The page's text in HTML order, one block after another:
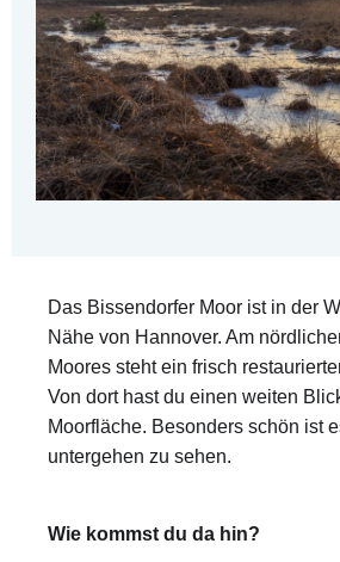
Das Bissendorfer Moor ist in der
Nähe von Hannover. Am
Moores steht ein frisch
Von dort hast du einen weiten
Moorfläche. Besonders schön ist
untergehen zu sehen.
Wie kommst du da hin?